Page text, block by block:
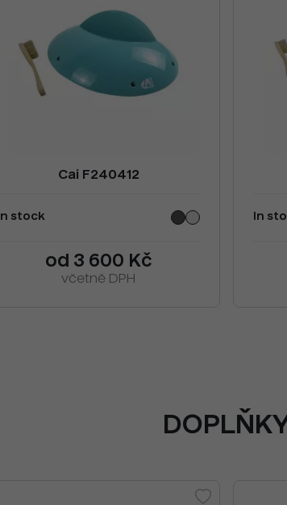
Cai F240412
In stock
od 3 600 Kč
včetně DPH
In